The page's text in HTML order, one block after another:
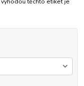
těchto etiket je